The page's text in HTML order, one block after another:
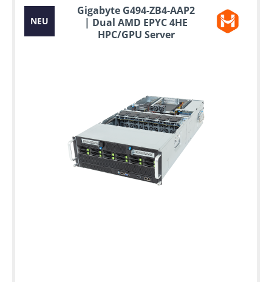
NEU
Gigabyte G494-ZB4-AAP2
| Dual AMD EPYC 4HE
HPC/GPU Server